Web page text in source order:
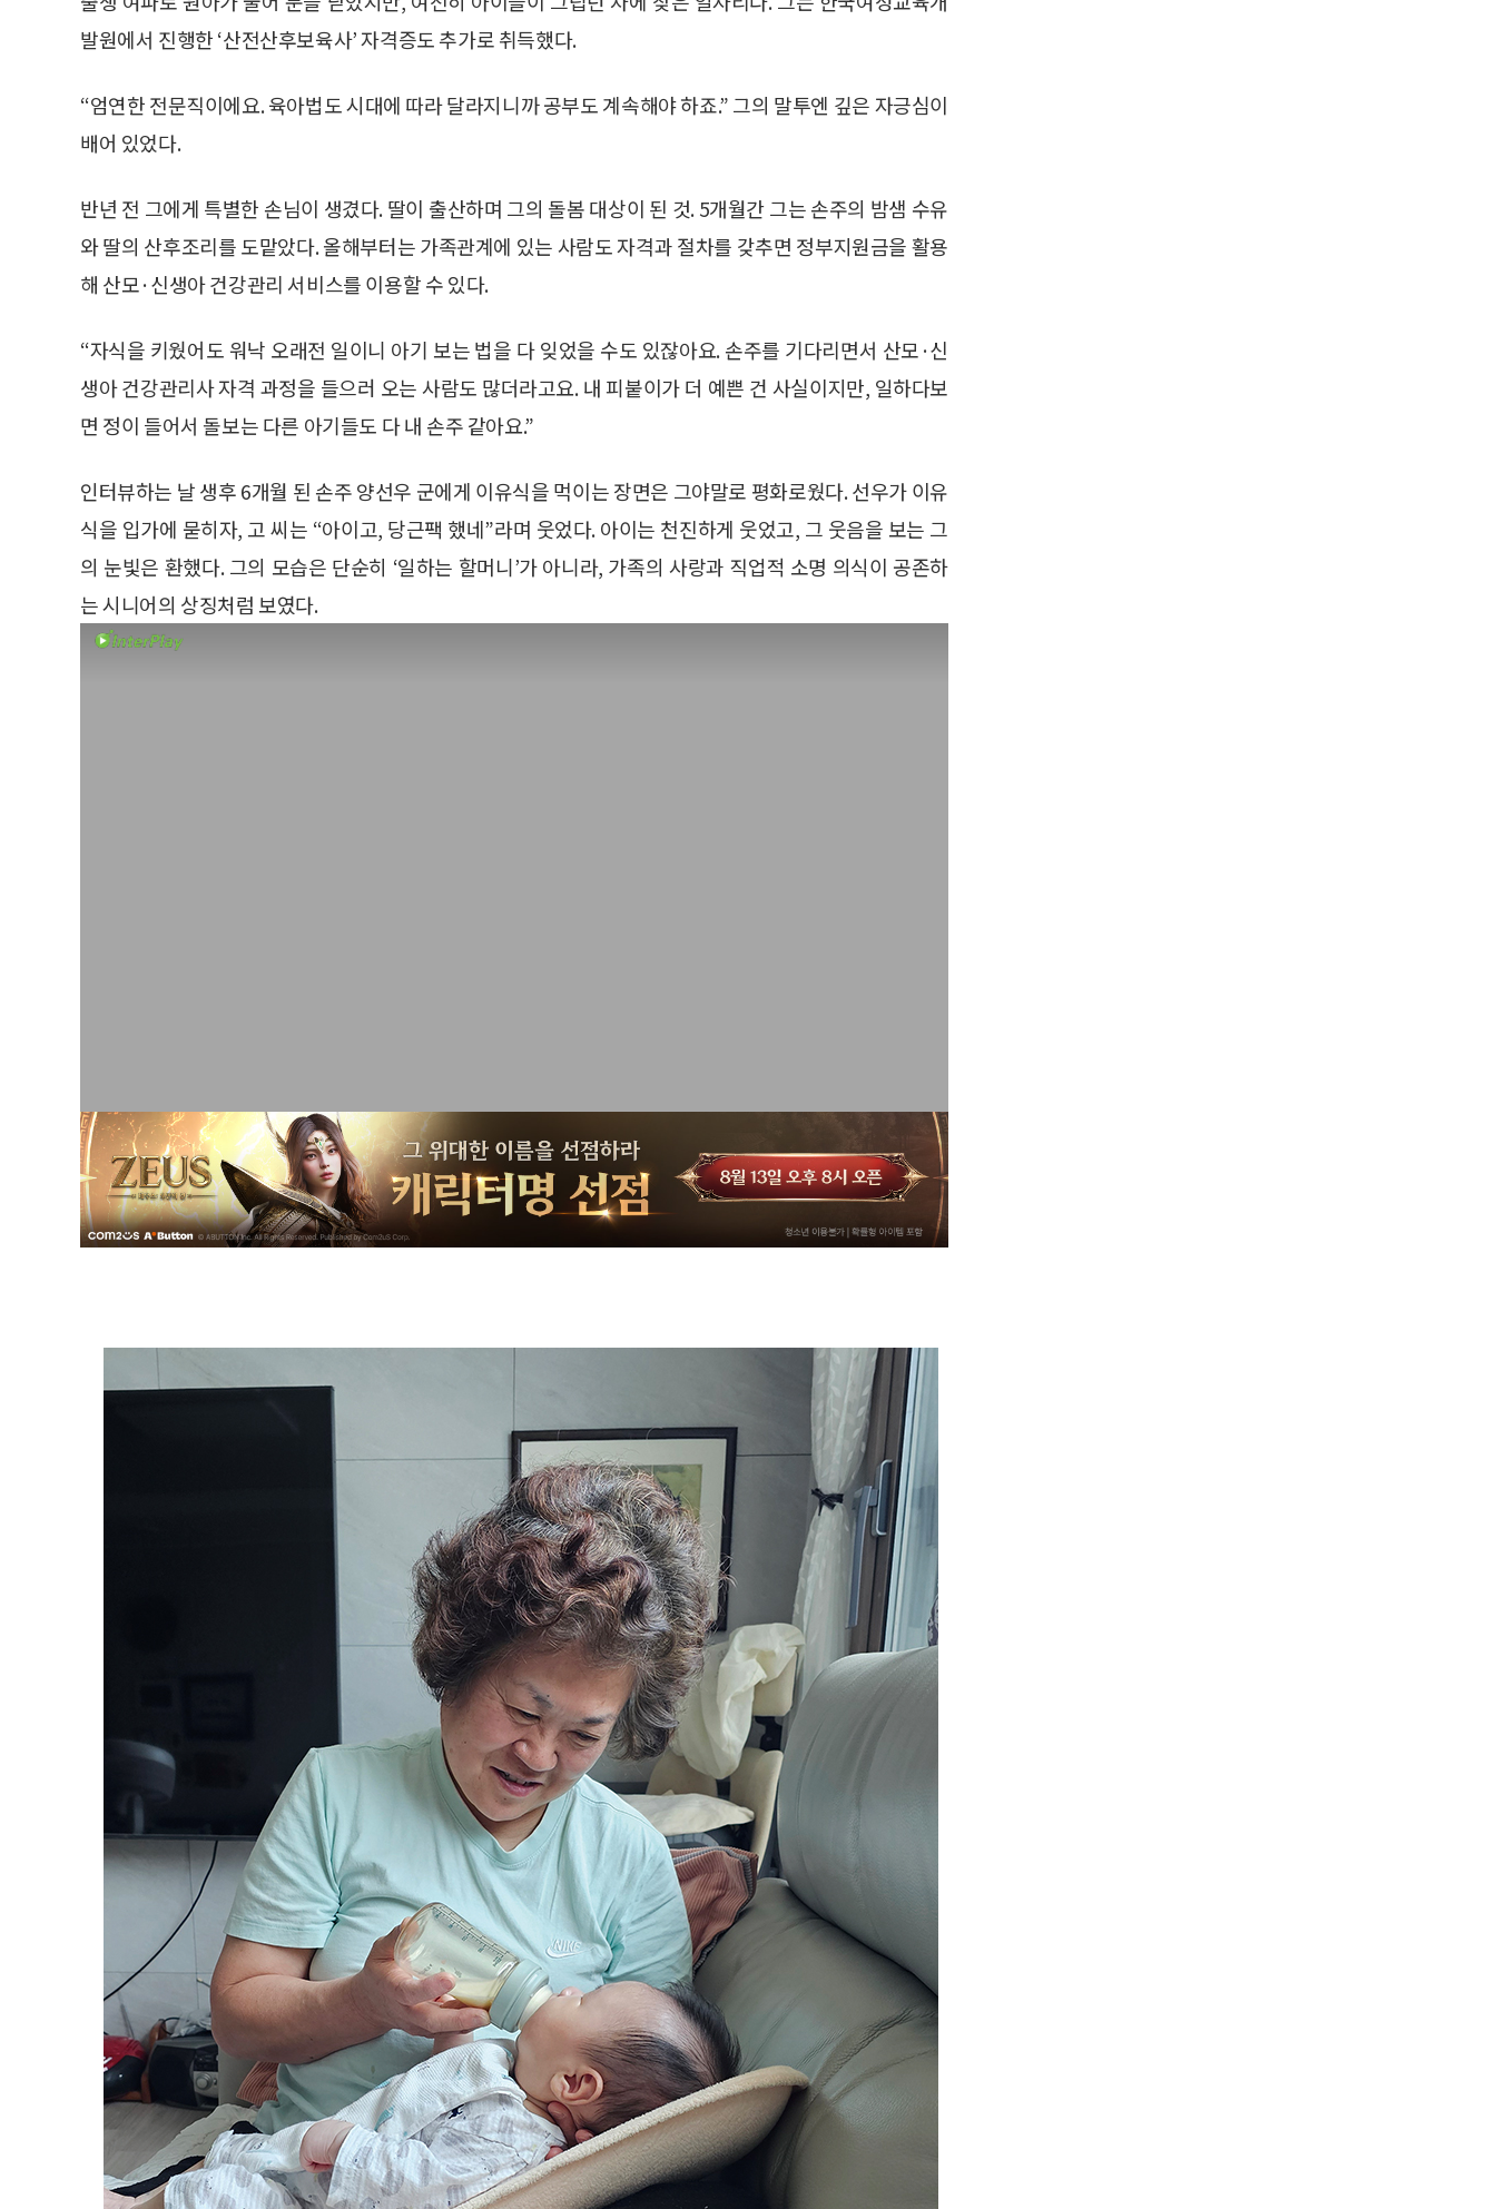
발원에서 진행한 ‘산전산후보육사’ 자격증도 추가로 취득했다.
“엄연한 전문직이에요. 육아법도 시대에 따라 달라지니까 공부도 계속해야 하죠.” 그의 말투엔 깊은 자긍심이
배어 있었다.
반년 전 그에게 특별한 손님이 생겼다. 딸이 출산하며 그의 돌봄 대상이 된 것. 5개월간 그는 손주의 밤샘 수유
와 딸의 산후조리를 도맡았다. 올해부터는 가족관계에 있는 사람도 자격과 절차를 갖추면 정부지원금을 활용
해 산모·신생아 건강관리 서비스를 이용할 수 있다.
“자식을 키웠어도 워낙 오래전 일이니 아기 보는 법을 다 잊었을 수도 있잖아요. 손주를 기다리면서 산모·신
생아 건강관리사 자격 과정을 들으러 오는 사람도 많더라고요. 내 피붙이가 더 예쁜 건 사실이지만, 일하다보
면 정이 들어서 돌보는 다른 아기들도 다 내 손주 같아요.”
인터뷰하는 날 생후 6개월 된 손주 양선우 군에게 이유식을 먹이는 장면은 그야말로 평화로웠다. 선우가 이유
식을 입가에 묻히자, 고 씨는 “아이고, 당근팩 했네”라며 웃었다. 아이는 천진하게 웃었고, 그 웃음을 보는 그
의 눈빛은 환했다. 그의 모습은 단순히 ‘일하는 할머니’가 아니라, 가족의 사랑과 직업적 소명 의식이 공존하
는 시니어의 상징처럼 보였다.